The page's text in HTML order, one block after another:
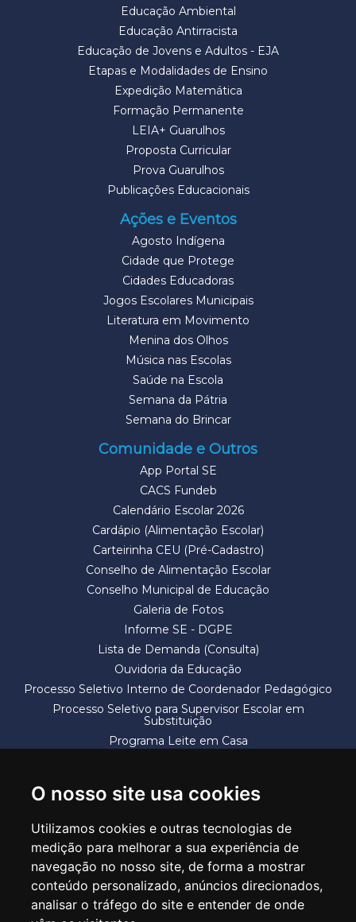
O nosso site usa cookies
Utilizamos cookies e outras tecnologias de
medição para melhorar a sua experiência de
navegação no nosso site, de forma a mostrar
conteúdo personalizado, anúncios direcionados,
analisar o tráfego do site e entender de onde
Educação Ambiental
Educação Antirracista
Educação de Jovens e Adultos - EJA
Etapas e Modalidades de Ensino
Expedição Matemática
Formação Permanente
LEIA+ Guarulhos
Proposta Curricular
Prova Guarulhos
Publicações Educacionais
Ações e Eventos
Agosto Indígena
Cidade que Protege
Cidades Educadoras
Jogos Escolares Municipais
Literatura em Movimento
Menina dos Olhos
Música nas Escolas
Saúde na Escola
Semana da Pátria
Semana do Brincar
Comunidade e Outros
App Portal SE
CACS Fundeb
Calendário Escolar 2026
Cardápio (Alimentação Escolar)
Carteirinha CEU (Pré-Cadastro)
Conselho de Alimentação Escolar
Conselho Municipal de Educação
Galeria de Fotos
Informe SE - DGPE
Lista de Demanda (Consulta)
Ouvidoria da Educação
Processo Seletivo Interno de Coordenador Pedagógico
Processo Seletivo para Supervisor Escolar em
Substituição
Programa Leite em Casa
SECRETARIA DE EDUCAÇÃO
Rua Claudino Barbosa, 313 - Macedo - Guarulhos/SP CEP 07113-040